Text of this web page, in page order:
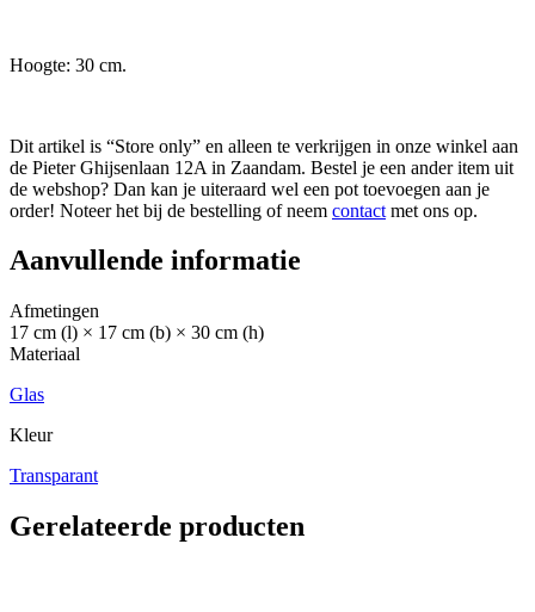
Hoogte: 30 cm.
Dit artikel is “Store only” en alleen te verkrijgen in onze winkel aan
de Pieter Ghijsenlaan 12A in Zaandam. Bestel je een ander item uit
de webshop? Dan kan je uiteraard wel een pot toevoegen aan je
order! Noteer het bij de bestelling of neem contact met ons op.
Aanvullende informatie
Afmetingen
17 cm (l) × 17 cm (b) × 30 cm (h)
Materiaal
Glas
Kleur
Transparant
Gerelateerde producten